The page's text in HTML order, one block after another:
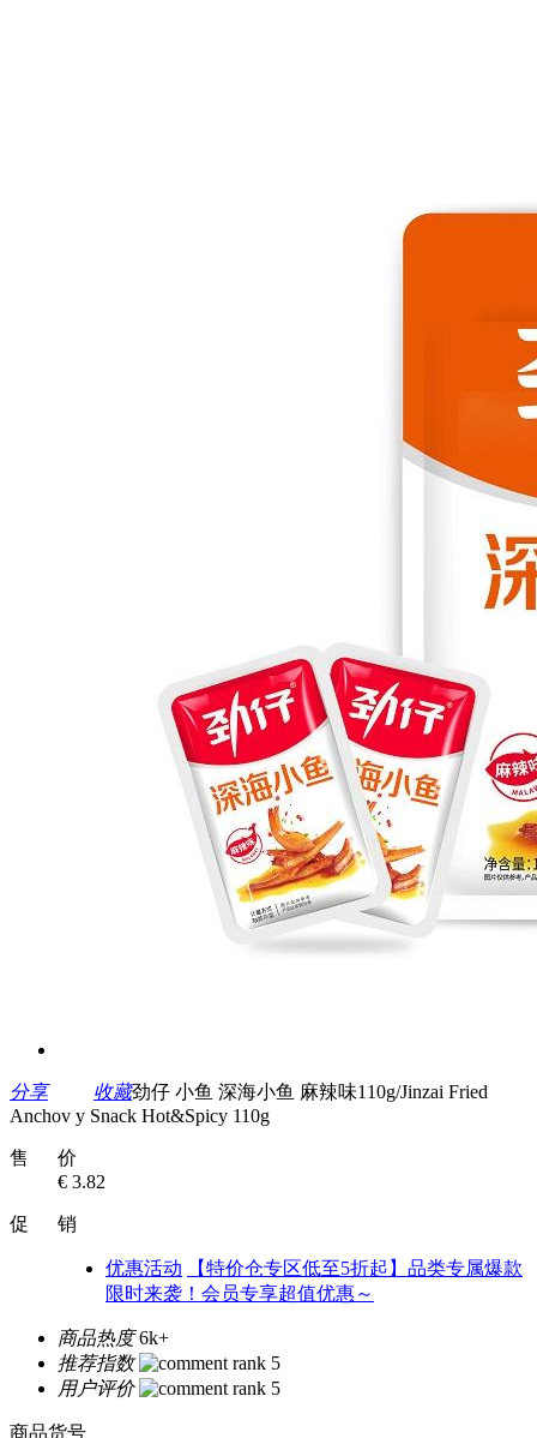
分享 收藏劲仔 小鱼 深海小鱼 麻辣味110g/Jinzai Fried
Anchov y Snack Hot&Spicy 110g
售 价
€ 3.82
促 销
优惠活动
【特价仓专区低至5折起】品类专属爆款
限时来袭！会员专享超值优惠～
商品热度 6k+
推荐指数
用户评价
商品货号